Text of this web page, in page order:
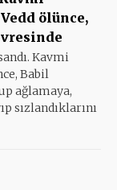
ölünce,
Kavmi
Babil
ağlamaya,
sızlandıklarını